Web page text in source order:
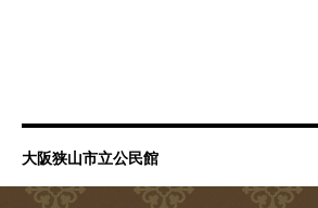
大阪狭山市立公民館